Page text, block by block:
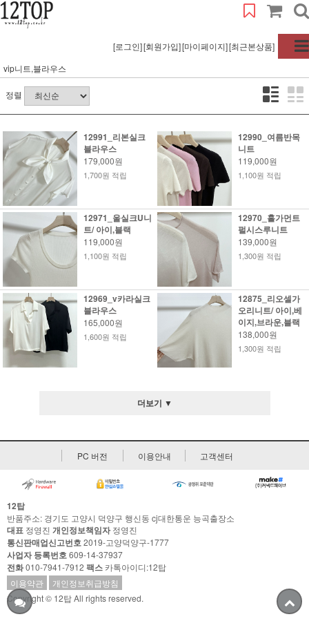
[로그인][회원가입][마이페이지][최근본상품]
vip니트,블라우스
정렬
12991_리본실크
블라우스
179,000원
1,700원 적립
12990_여름반목
니트
119,000원
1,100원 적립
12971_울실크U니
트/ 아이,블랙
119,000원
1,100원 적립
12970_홀가먼트
펄시스루니트
139,000원
1,300원 적립
12969_v카라실크
블라우스
165,000원
1,600원 적립
12875_리오셀가
오리니트/ 아이,베
이지,브라운,블랙
138,000원
1,300원 적립
더보기 ▼
PC 버전 이용안내 고객센터
12탑
반품주소: 경기도 고양시 덕양구 행신동 cj대한통운 능곡출장소
대표 정영진 개인정보책임자정영진
통신판매업신고번호2019-고양덕양구-1777
사업자 등록번호609-14-37937
전화010-7941-7912 팩스 카톡아이디:12탑
이용약관
개인정보취급방침
Copyright © 12탑 All rights reserved.